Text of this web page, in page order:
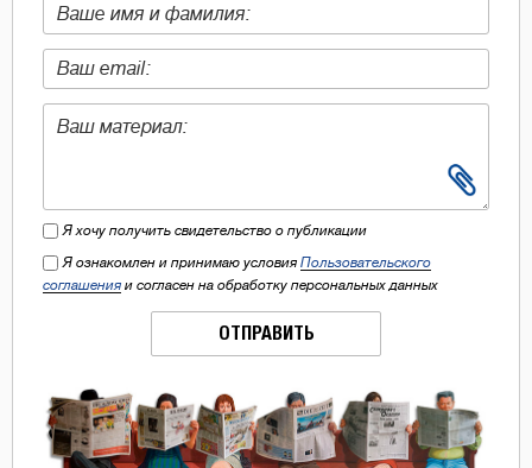
Я хочу получить свидетельство о публикации
Я ознакомлен и принимаю условия Пользовательского
соглашения и согласен на обработку персональных данных
ОТПРАВИТЬ